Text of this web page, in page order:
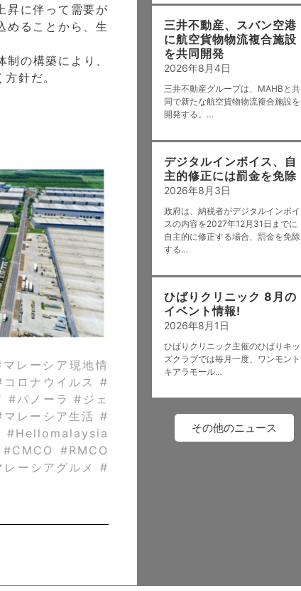
昇に伴って需要が
めることから、生
の構築により、
針だ。
レーシア現地情
ロナウイルス #
#パノーラ #ジェ
レーシア生活 #
#Hellomalaysia
#RMCO
ーシアグルメ #
三井不動産、スバン空港
に航空貨物物流複合施設
を共同開発
2026年8月4日
三井不動産グループは、MAHBと共
同で新たな航空貨物物流複合施設を
開発する。…
デジタルインボイス、自
主的修正には罰金を免除
2026年8月3日
政府は、納税者がデジタルインボイ
スの内容を2027年12月31日までに
自主的に修正する場合、罰金を免除
する…
ひばりクリニック 8月の
イベント情報!
2026年8月1日
ひばりクリニック主催のひばりキッ
ズクラブでは毎月一度、ワンモント
キアラモール…
その他のニュース